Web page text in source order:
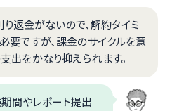
返金がないので、解約タイミ
要ですが、課金のサイクルを意
出をかなり抑えられます。
間やレポート提出